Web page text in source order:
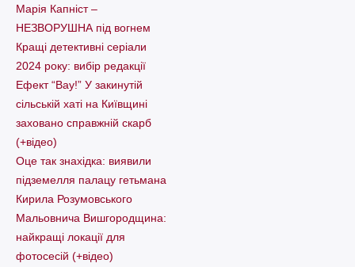
Марія Капніст –
НЕЗВОРУШНА під вогнем
Кращі детективні серіали
2024 року: вибір редакції
Ефект “Вау!” У закинутій
сільській хаті на Київщині
заховано справжній скарб
(+відео)
Оце так знахідка: виявили
підземелля палацу гетьмана
Кирила Розумовського
Мальовнича Вишгородщина:
найкращі локації для
фотосесій (+відео)